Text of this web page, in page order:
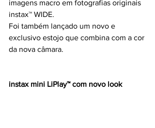
imagens macro em fotografias originais
instax™ WIDE.
Foi também lançado um novo e
exclusivo estojo que combina com a cor
da nova câmara.
instax mini LiPlay™ com novo look